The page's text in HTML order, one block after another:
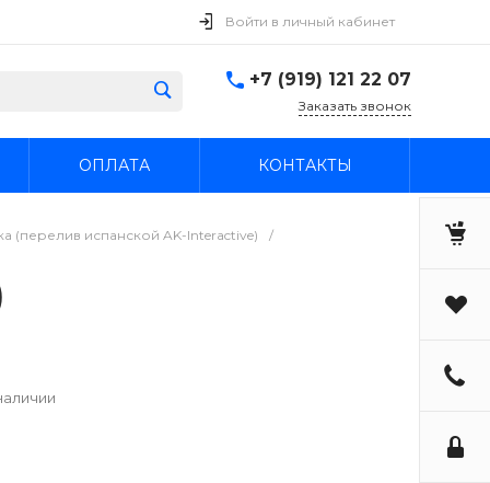
Войти в личный кабинет
+7 (919) 121 22 07
Заказать звонок
ОПЛАТА КОНТАКТЫ
(перелив испанской AK-Interactive)
/